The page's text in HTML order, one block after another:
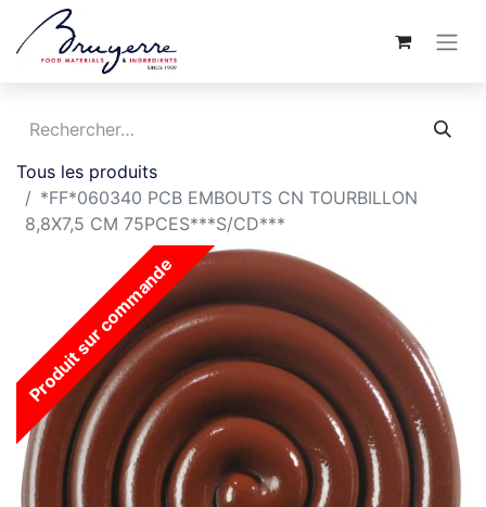
Tous les produits
*FF*060340 PCB EMBOUTS CN TOURBILLON
8,8X7,5 CM 75PCES***S/CD***
Produit sur commande